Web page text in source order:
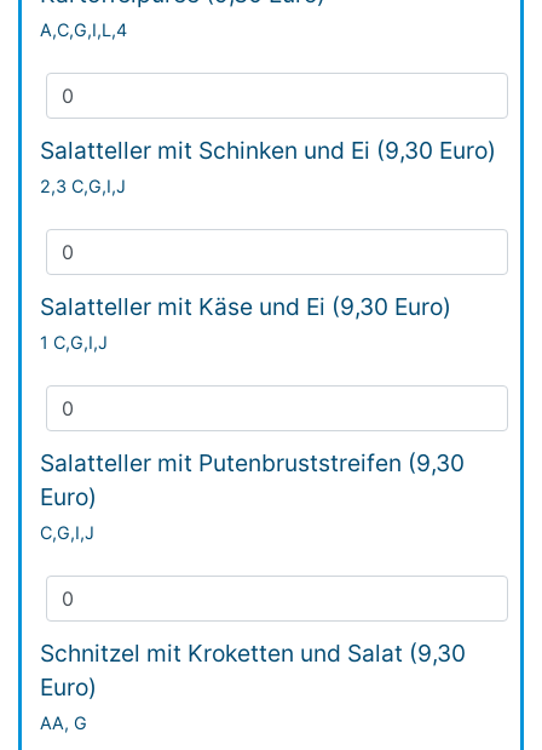
A,C,G,I,L,4
Salatteller mit Schinken und Ei (9,30 Euro)
2,3 C,G,I,J
Salatteller mit Käse und Ei (9,30 Euro)
1 C,G,I,J
Salatteller mit Putenbruststreifen (9,30
Euro)
C,G,I,J
Schnitzel mit Kroketten und Salat (9,30
Euro)
AA, G